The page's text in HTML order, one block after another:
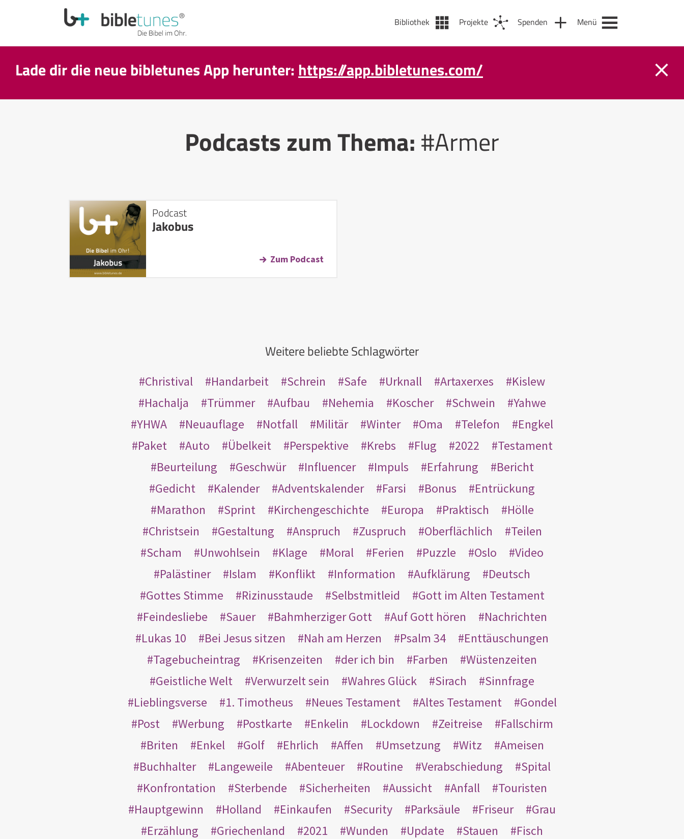
Bibliothek Projekte Spenden Menü
Lade dir die neue bibletunes App herunter: https://app.bibletunes.com/
Podcasts zum Thema:#Armer
Podcast
Jakobus
Zum Podcast
Weitere beliebte Schlagwörter
Christival Handarbeit Schrein Safe Urknall Artaxerxes
Kislew
Hachalja
Trümmer Aufbau Nehemia Koscher Schwein
Yahwe
YHWA
Neuauflage Notfall Militär Winter Oma Telefon
Engkel
Paket
Auto Übelkeit Perspektive Krebs Flug 2022
Testament
Beurteilung
Geschwür Influencer Impuls Erfahrung
Bericht
Gedicht
Kalender Adventskalender Farsi Bonus
Entrückung
Marathon
Sprint Kirchengeschichte Europa Praktisch
Hölle
Christsein
Gestaltung Anspruch Zuspruch Oberflächlich
Teilen
Scham
Unwohlsein Klage Moral Ferien Puzzle Oslo
Video
Palästiner
Islam Konflikt Information Aufklärung
Deutsch
Gottes Stimme
Rizinusstaude Selbstmitleid
Gott im Alten Testament
Feindesliebe
Sauer Bahmherziger Gott Auf Gott hören
Nachrichten
Lukas 10
Bei Jesus sitzen Nah am Herzen Psalm 34
Enttäuschungen
Tagebucheintrag
Krisenzeiten der ich bin Farben
Wüstenzeiten
Geistliche Welt
Verwurzelt sein Wahres Glück Sirach
Sinnfrage
Lieblingsverse
1. Timotheus Neues Testament Altes Testament
Gondel
Post
Werbung Postkarte Enkelin Lockdown Zeitreise
Fallschirm
Briten
Enkel Golf Ehrlich Affen Umsetzung Witz
Ameisen
Buchhalter
Langeweile Abenteuer Routine Verabschiedung
Spital
Konfrontation
Sterbende Sicherheiten Aussicht Anfall
Touristen
Hauptgewinn
Holland Einkaufen Security Parksäule Friseur
Grau
Erzählung
Griechenland 2021 Wunden Update Stauen
Fisch